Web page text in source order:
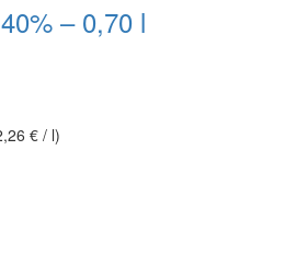
– 0,70 l
€ / l)